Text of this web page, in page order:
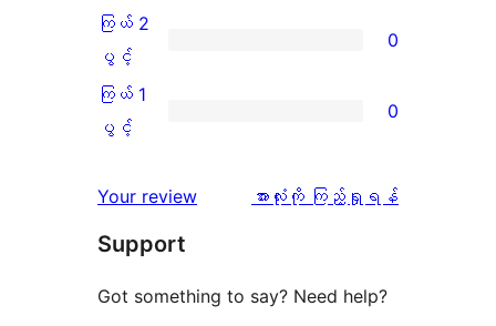
အဆင့်
သုံးသပ်
3
ပွင့်
အဆင့်
သုံးသပ်
ကြယ်
2
ပွင့်
သုံးသပ်
0
စောင်
ကြယ် 2
ပွင့်
0
ကြယ်
ပွင့်
သုံးသပ်
ချက်
ကြယ် 1
ပွင့်
0
Your review
သုံးသပ်
အားလုံးကို ကြည့်ရှုရန်
Support
Got something to say? Need help?